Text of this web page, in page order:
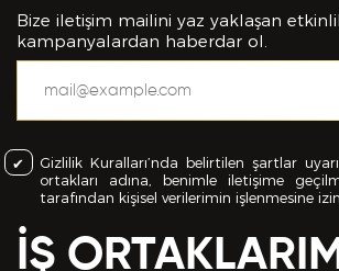
Bize iletişim mailini yaz yaklaşan
kampanyalardan haberdar ol.
Gizlilik Kuralları’nda belirtilen şartlar
ortakları adına, benimle iletişime
tarafından kişisel verilerimin işlenmesine
İŞ
bilgiler içinde esasa etki yapan
veya yanlışlık olması ve bu
bunun Hizmet Sözleşmemin
sebep olanağını anlayarak kabul
ederim.
BAŞVURUMUGÖNDER